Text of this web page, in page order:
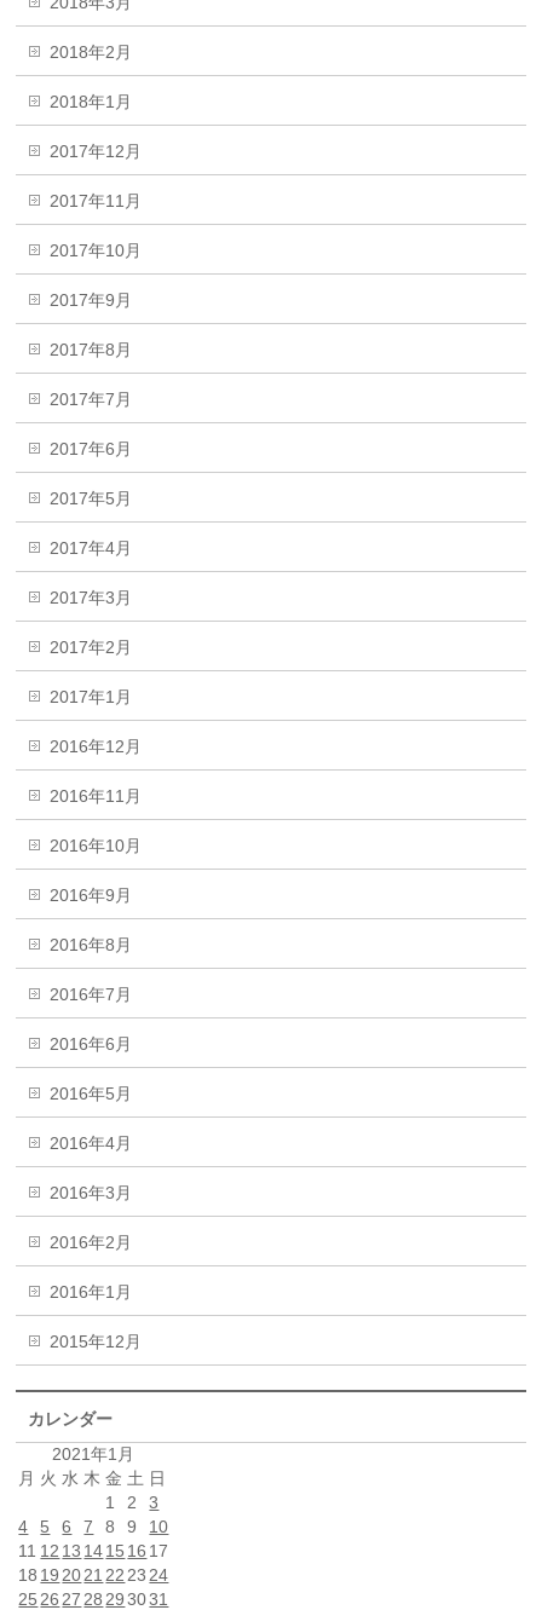
2018年2月
2018年1月
2017年12月
2017年11月
2017年10月
2017年9月
2017年8月
2017年7月
2017年6月
2017年5月
2017年4月
2017年3月
2017年2月
2017年1月
2016年12月
2016年11月
2016年10月
2016年9月
2016年8月
2016年7月
2016年6月
2016年5月
2016年4月
2016年3月
2016年2月
2016年1月
2015年12月
カレンダー
2021年1月
月 火 水 木 金 土 日
1
2
3
4
5 6 7 8 9
10
11 12 13 1415 16 17
18 19 2021 22 23 24
25 26 27 28 29 3031